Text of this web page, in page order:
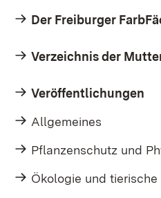
Der Freiburger
Verzeichnis der
Veröffentlichungen
Allgemeines
Pflanzenschutz und
Ökologie und